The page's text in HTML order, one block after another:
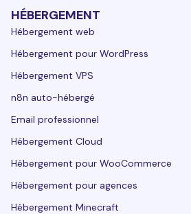
HÉBERGEMENT
Hébergement web
Hébergement pour WordPress
Hébergement VPS
n8n auto-hébergé
Email professionnel
Hébergement Cloud
Hébergement pour WooCommerce
Hébergement pour agences
Hébergement Minecraft